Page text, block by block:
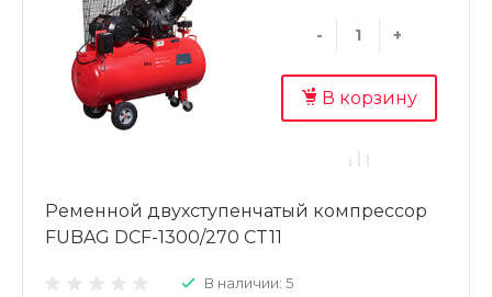
- +
В корзину
Ременной двухступенчатый компрессор
FUBAG DCF-1300/270 CT11
В наличии: 5